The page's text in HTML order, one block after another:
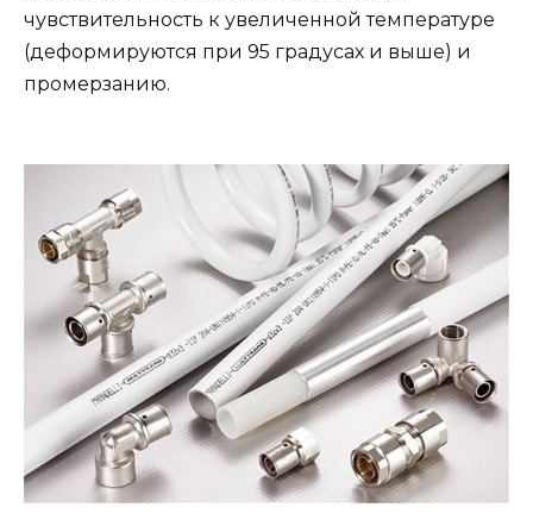
чувствительность к увеличенной температуре
(деформируются при 95 градусах и выше) и
промерзанию.